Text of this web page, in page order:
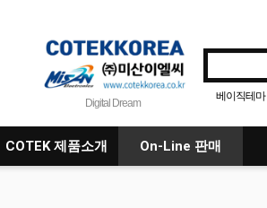
Digital Dream
베이직테마
COTEK 제품소개 On-Line 판매